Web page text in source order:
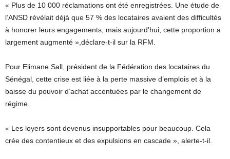
« Plus de 10 000 réclamations ont été enregistrées. Une étude de
l’ANSD révélait déjà que 57 % des locataires avaient des difficultés
à honorer leurs engagements, mais aujourd’hui, cette proportion a
largement augmenté »,déclare-t-il sur la RFM.
Pour Elimane Sall, président de la Fédération des locataires du
Sénégal, cette crise est liée à la perte massive d’emplois et à la
baisse du pouvoir d’achat accentuées par le changement de
régime.
« Les loyers sont devenus insupportables pour beaucoup. Cela
crée des contentieux et des expulsions en cascade », alerte-t-il.